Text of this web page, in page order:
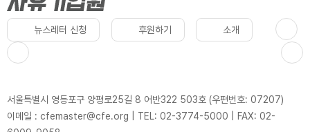
뉴스레터 신청 후원하기 소개
서울특별시 영등포구 양평로25길 8 어반322 503호 (우편번호: 07207)
이메일 : cfemaster@cfe.org
TEL: 02-3774-5000
FAX: 02-